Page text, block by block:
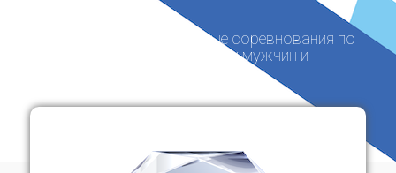
Всероссийские спортивные соревнования по
фехтованию на саблях среди мужчин и